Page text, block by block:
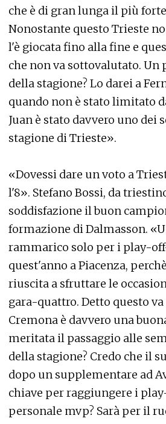
che è di gran lunga il più
Nonostante questo Trieste
l'è giocata fino alla fine e
che non va sottovalutato.
della stagione? Lo darei a
quando non è stato limitato
Juan è stato davvero uno dei
stagione di Trieste».
«Dovessi dare un voto a
l'8». Stefano Bossi, da
soddisfazione il buon
formazione di Dalmasson.
rammarico solo per i play-
quest'anno a Piacenza,
riuscita a sfruttare le
gara-quattro. Detto questo
Cremona è davvero una
meritata il passaggio alle
della stagione? Credo che il
dopo un supplementare ad
chiave per raggiungere i
personale mvp? Sarà per il